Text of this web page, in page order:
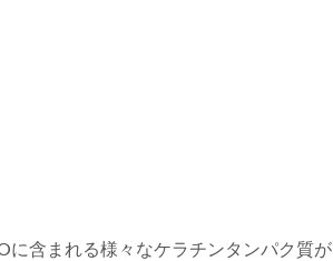
に含まれる様々なケラチンタンパク質が